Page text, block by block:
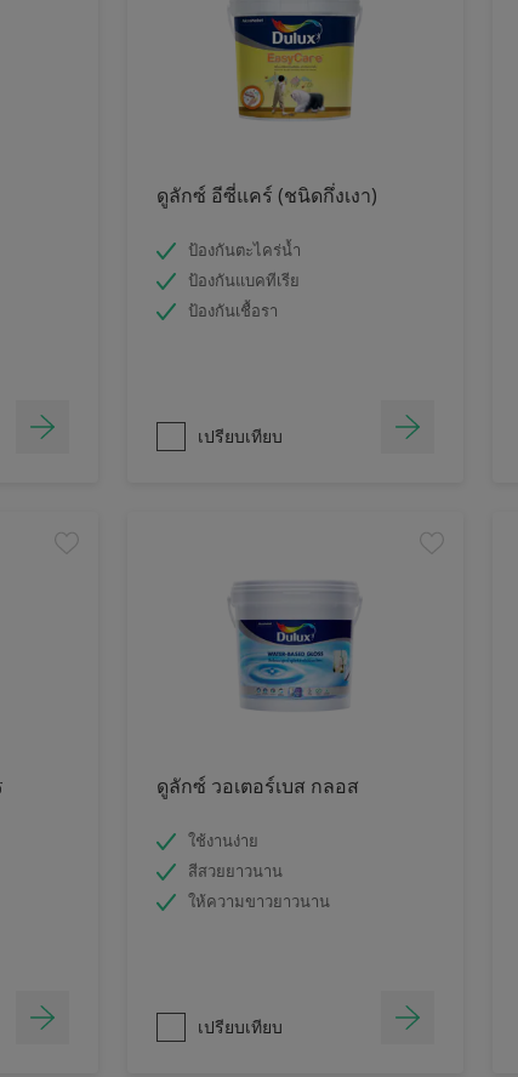
ดูลักซ์ อีซี่แคร์ (ชนิดกึ่งเงา)
ป้องกันตะไคร่น้ำ
ป้องกันแบคทีเรีย
ป้องกันเชื้อรา
เปรียบเทียบ
ดูลักซ์ วอเตอร์เบส กลอส
ใช้งานง่าย
สีสวยยาวนาน
ให้ความขาวยาวนาน
เปรียบเทียบ